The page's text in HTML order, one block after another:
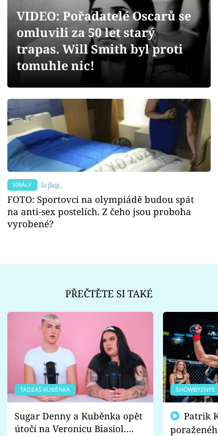
Videa
Sledujte prima+
Sledujte nás
VIDEO: Pořadatelé Oscarů se
omluvili za 50 let starý
trapas. Will Smith byl proti
tomuhle nic!
VIRÁLY
FOTO: Sportovci na olympiádě budou spát
na anti-sex postelích. Z čeho jsou proboha
vyrobené?
PŘEČTĚTE SI TAKÉ
TADEÁŠ KUBĚNKA
Sugar Denny a Kuběnka opět
útočí na Veronicu Biasiol.
SHOWBYZNYS